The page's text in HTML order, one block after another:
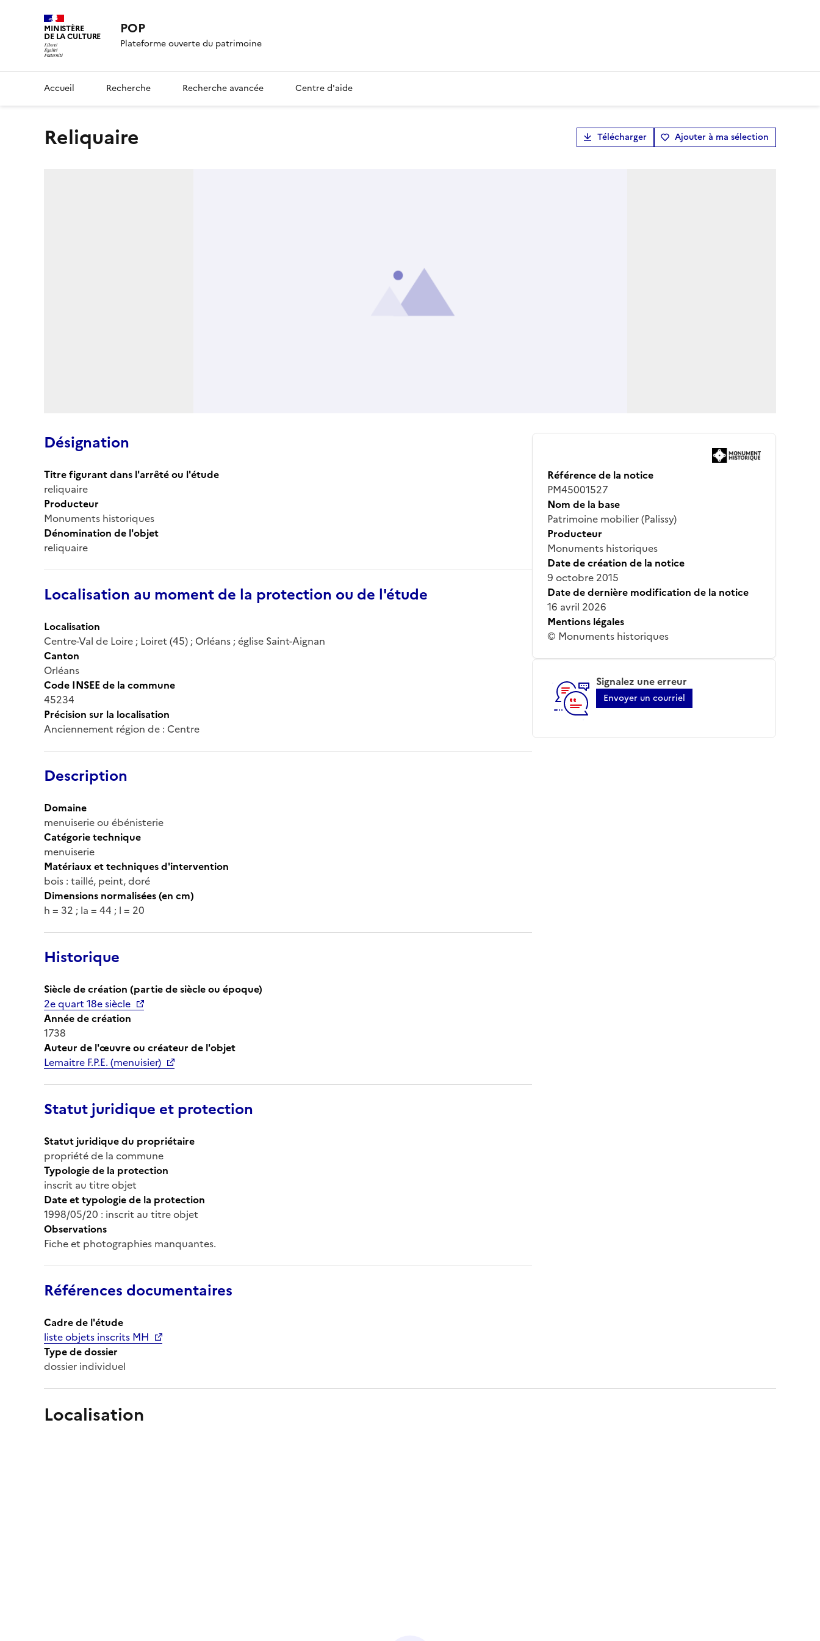
MINISTÈRE
DE LA CULTURE POP
Plateforme ouverte du patrimoine
Accueil Recherche Recherche avancée Centre d'aide
reliquaire Télécharger Ajouter à ma sélection
Désignation
Titre figurant dans l'arrêté ou l'étude
reliquaire
Producteur
Monuments historiques
Dénomination de l'objet
reliquaire
Localisation au moment de la protection ou de l'étude
Localisation
Centre-Val de Loire ; Loiret (45) ; Orléans ; église Saint-Aignan
Canton
Orléans
Code INSEE de la commune
45234
Précision sur la localisation
Anciennement région de : Centre
Description
Domaine
menuiserie ou ébénisterie
Catégorie technique
menuiserie
Matériaux et techniques d'intervention
bois : taillé, peint, doré
Dimensions normalisées (en cm)
h = 32 ; la = 44 ; l = 20
Historique
Siècle de création (partie de siècle ou époque)
2e quart 18e siècle
Année de création
1738
Auteur de l'œuvre ou créateur de l'objet
Lemaitre F.P.E. (menuisier)
Statut juridique et protection
Statut juridique du propriétaire
propriété de la commune
Typologie de la protection
inscrit au titre objet
Date et typologie de la protection
1998/05/20 : inscrit au titre objet
Observations
Fiche et photographies manquantes.
Références documentaires
Cadre de l'étude
liste objets inscrits MH
Type de dossier
dossier individuel
Référence de la notice
PM45001527
Nom de la base
Patrimoine mobilier (Palissy)
Producteur
Monuments historiques
Date de création de la notice
9 octobre 2015
Date de dernière modification de la notice
16 avril 2026
Mentions légales
© Monuments historiques
Signalez une erreur
Envoyer un courriel
Localisation